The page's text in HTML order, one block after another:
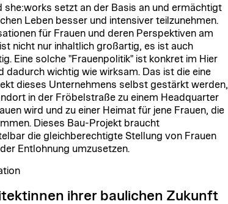
she:works setzt an der Basis an und ermächtigt
Leben besser und intensiver teilzunehmen.
für Frauen und deren Perspektiven am
nicht nur inhaltlich großartig, es ist auch
Eine solche "Frauenpolitik" ist konkret im Hier
dadurch wichtig wie wirksam. Das ist die eine
dieses Unternehmens selbst gestärkt werden,
in der Fröbelstraße zu einem Headquarter
wird und zu einer Heimat für jene Frauen, die
Dieses Bau-Projekt braucht
die gleichberechtigte Stellung von Frauen
Entlohnung umzusetzen.
ihrer baulichen Zukunft